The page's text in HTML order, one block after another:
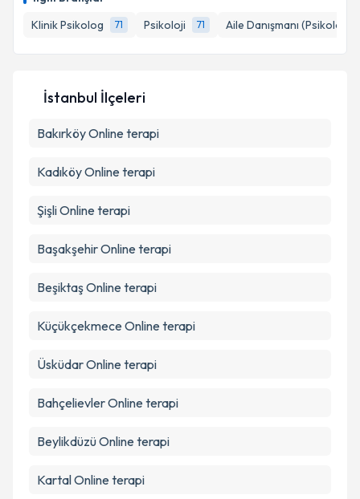
Klinik Psikolog
71 Psikoloji 71 Aile Danışmanı (Psikolog)
Kişisel verilerimin işlenmesine ilişkin
'ni okudum ve kişisel verilerimin belirtilen
Takvim Talebini Gönder
İstanbul İlçeleri
BakırköyOnline terapi
KadıköyOnline terapi
ŞişliOnline terapi
BaşakşehirOnline terapi
BeşiktaşOnline terapi
Küçükçekmece Online terapi
ÜsküdarOnline terapi
BahçelievlerOnline terapi
BeylikdüzüOnline terapi
KartalOnline terapi